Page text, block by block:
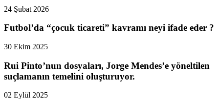
24 Şubat 2026
Futbol’da “çocuk ticareti” kavramı neyi ifade eder ?
30 Ekim 2025
Rui Pinto’nun dosyaları, Jorge Mendes’e yöneltilen
suçlamanın temelini oluşturuyor.
02 Eylül 2025